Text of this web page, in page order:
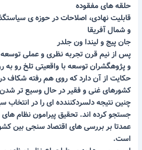
حلقه های مفقوده
قابلیت نهادی، اصلاحات در حوزه ی
و شمال آفریقا
جان پیج و لیندا ون جلدر
پس از نیم قرن تجربه نظری و عملی توسعه
و پژوهگشران توسعه با واقعیتی تلخ رو به
حکایت از آن دارد که روی هم رفته شکاف
کشورهای غنی و فقیر در حال وسیع تر
چنین نتیجه دلسردکنندده ای را در
جستجو کرده اند. تحقیق پیرامون نظام
عمدتا بر بررسی های اقتصاد سنجی بین
است.